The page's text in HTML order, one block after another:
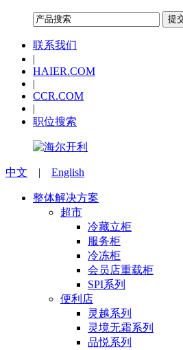
联系我们
|
HAIER.COM
|
CCR.COM
|
职位搜索
中文 | English
整体解决方案
超市
冷藏立柜
服务柜
冷冻柜
会员店重载柜
SPI系列
便利店
灵越系列
灵境无霜系列
品悦系列